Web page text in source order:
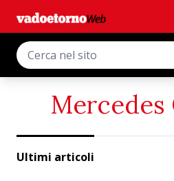
Mercedes
Ultimi articoli